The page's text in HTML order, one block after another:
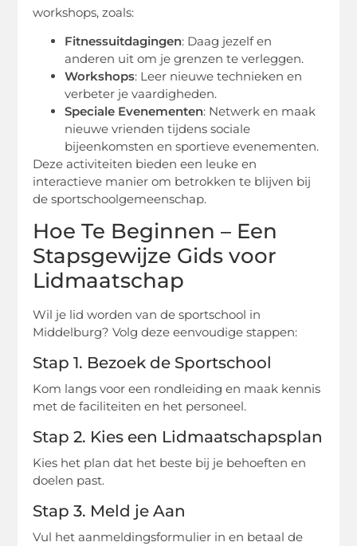
workshops, zoals:
Fitnessuitdagingen: Daag jezelf en
anderen uit om je grenzen te verleggen.
Workshops: Leer nieuwe technieken en
verbeter je vaardigheden.
Speciale Evenementen: Netwerk en maak
nieuwe vrienden tijdens sociale
bijeenkomsten en sportieve evenementen.
Deze activiteiten bieden een leuke en
interactieve manier om betrokken te blijven bij
de sportschoolgemeenschap.
Hoe Te Beginnen – Een
Stapsgewijze Gids voor
Lidmaatschap
Wil je lid worden van de sportschool in
Middelburg? Volg deze eenvoudige stappen:
Stap 1. Bezoek de Sportschool
Kom langs voor een rondleiding en maak kennis
met de faciliteiten en het personeel.
Stap 2. Kies een Lidmaatschapsplan
Kies het plan dat het beste bij je behoeften en
doelen past.
Stap 3. Meld je Aan
Vul het aanmeldingsformulier in en betaal de